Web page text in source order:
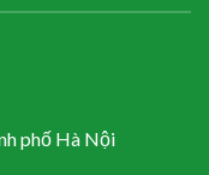
phố Hà Nội